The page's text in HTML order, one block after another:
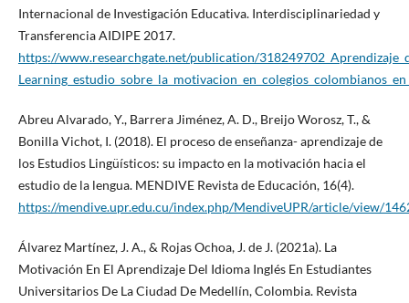
Internacional de Investigación Educativa. Interdisciplinariedad y
Transferencia AIDIPE 2017.
https://www.researchgate.net/publication/
Abreu Alvarado, Y., Barrera Jiménez, A. D., Breijo Worosz, T., &
Bonilla Vichot, I. (2018). El proceso de enseñanza- aprendizaje de
los Estudios Lingüísticos: su impacto en la motivación hacia el
estudio de la lengua. MENDIVE Revista de Educación, 16(4).
https://mendive.upr.edu.cu/index.php/MendiveUPR/article/view/
Álvarez Martínez, J. A., & Rojas Ochoa, J. de J. (2021a). La
Motivación En El Aprendizaje Del Idioma Inglés En Estudiantes
Universitarios De La Ciudad De Medellín, Colombia. Revista